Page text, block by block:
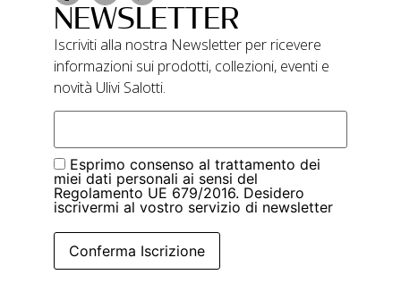
NEWSLETTER
Iscriviti alla nostra Newsletter per ricevere
informazioni sui prodotti, collezioni, eventi e
novità Ulivi Salotti.
Esprimo consenso al trattamento dei
miei dati personali ai sensi del
Regolamento UE 679/2016. Desidero
iscrivermi al vostro servizio di newsletter
Conferma Iscrizione